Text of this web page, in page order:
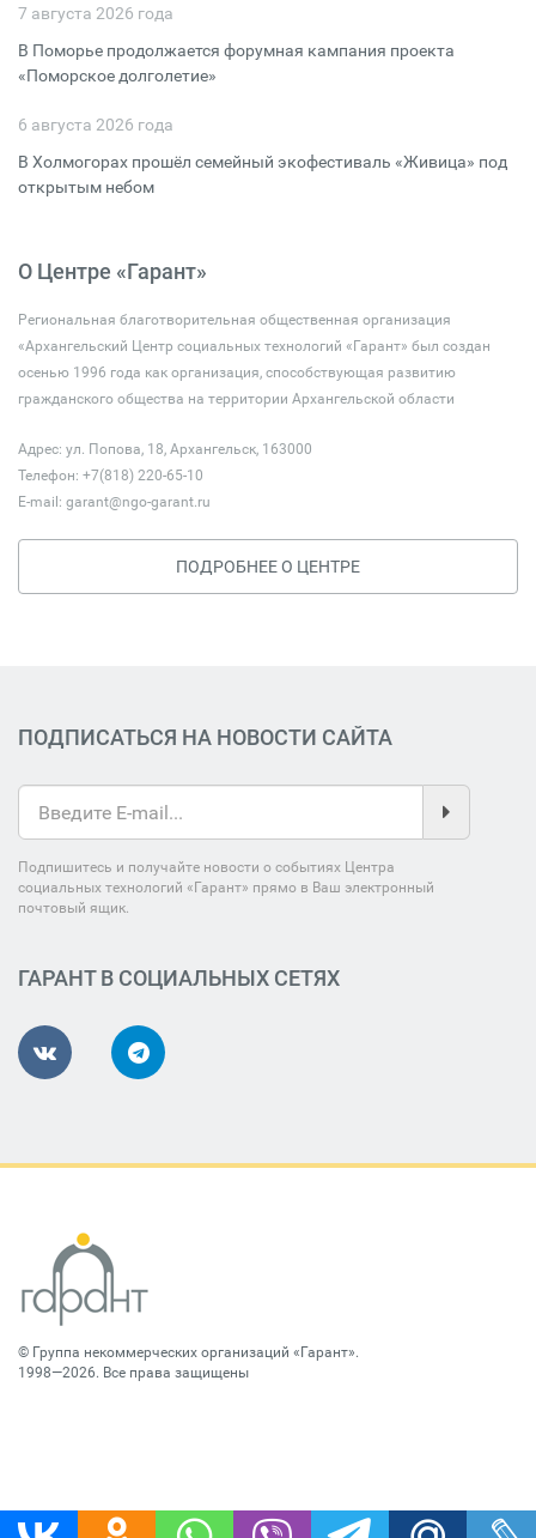
7 августа 2026 года
В Поморье продолжается форумная кампания проекта
«Поморское долголетие»
6 августа 2026 года
В Холмогорах прошёл семейный экофестиваль «Живица» под
открытым небом
О Центре «Гарант»
Региональная благотворительная общественная организация
«Архангельский Центр социальных технологий «Гарант» был создан
осенью 1996 года как организация, способствующая развитию
гражданского общества на территории Архангельской области
Адрес: ул. Попова, 18, Архангельск, 163000
Телефон: +7(818) 220-65-10
E-mail: garant@ngo-garant.ru
ПОДРОБНЕЕ О ЦЕНТРЕ
ПОДПИСАТЬСЯ НА НОВОСТИ САЙТА
Подпишитесь и получайте новости о событиях Центра
социальных технологий «Гарант» прямо в Ваш электронный
почтовый ящик.
ГАРАНТ В СОЦИАЛЬНЫХ СЕТЯХ
© Группа некоммерческих организаций «Гарант».
1998—2026. Все права защищены